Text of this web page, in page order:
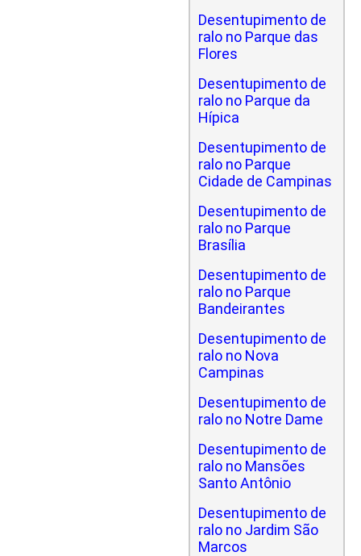
Desentupimento de
ralo no Parque das
Flores
Desentupimento de
ralo no Parque da
Hípica
Desentupimento de
ralo no Parque
Cidade de Campinas
Desentupimento de
ralo no Parque
Brasília
Desentupimento de
ralo no Parque
Bandeirantes
Desentupimento de
ralo no Nova
Campinas
Desentupimento de
ralo no Notre Dame
Desentupimento de
ralo no Mansões
Santo Antônio
Desentupimento de
ralo no Jardim São
Marcos